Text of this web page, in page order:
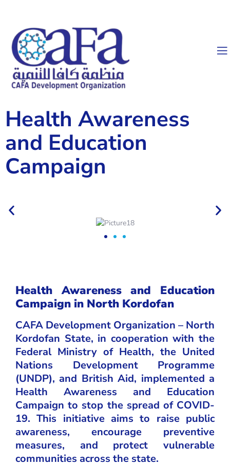
Health Awareness
and Education
Campaign
Health Awareness and Education
Campaign in North Kordofan
CAFA Development Organization – North
Kordofan State, in cooperation with the
Federal Ministry of Health, the United
Nations Development Programme
(UNDP), and British Aid, implemented a
Health Awareness and Education
Campaign to stop the spread of COVID-
19. This initiative aims to raise public
awareness, encourage preventive
measures, and protect vulnerable
communities across the state.